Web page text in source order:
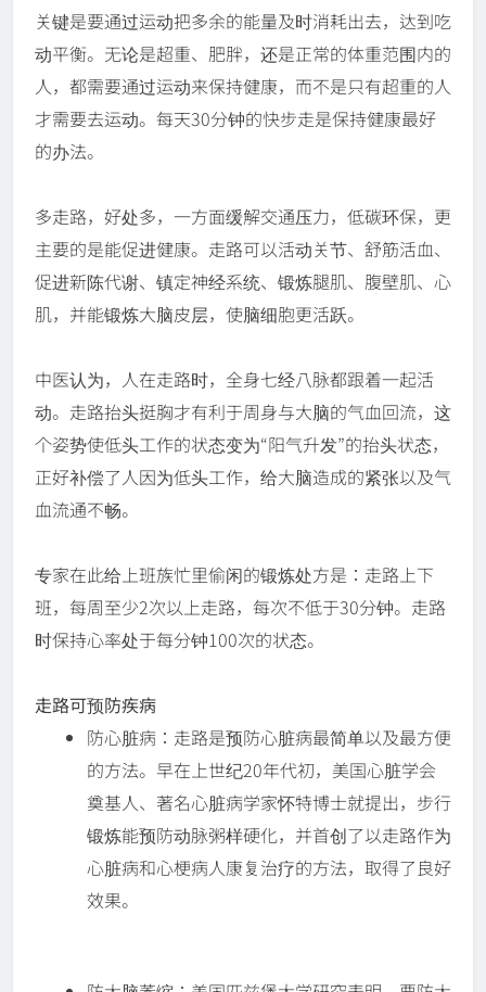
关键是要通过运动把多余的能量及时消耗出去，达到吃
动平衡。无论是超重、肥胖，还是正常的体重范围内的
人，都需要通过运动来保持健康，而不是只有超重的人
才需要去运动。每天30分钟的快步走是保持健康最好
的办法。
多走路，好处多，一方面缓解交通压力，低碳环保，更
主要的是能促进健康。走路可以活动关节、舒筋活血、
促进新陈代谢、镇定神经系统、锻炼腿肌、腹壁肌、心
肌，并能锻炼大脑皮层，使脑细胞更活跃。
中医认为，人在走路时，全身七经八脉都跟着一起活
动。走路抬头挺胸才有利于周身与大脑的气血回流，这
个姿势使低头工作的状态变为“阳气升发”的抬头状态，
正好补偿了人因为低头工作，给大脑造成的紧张以及气
血流通不畅。
专家在此给上班族忙里偷闲的锻炼处方是：走路上下
班，每周至少2次以上走路，每次不低于30分钟。走路
时保持心率处于每分钟100次的状态。
走路可预防疾病
防心脏病：走路是预防心脏病最简单以及最方便
的方法。早在上世纪20年代初，美国心脏学会
奠基人、著名心脏病学家怀特博士就提出，步行
锻炼能预防动脉粥样硬化，并首创了以走路作为
心脏病和心梗病人康复治疗的方法，取得了良好
效果。